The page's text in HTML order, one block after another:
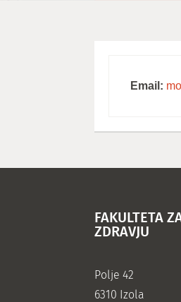
Email:
FAKULTETA
ZDRAVJU
Polje 42
6310 Izola